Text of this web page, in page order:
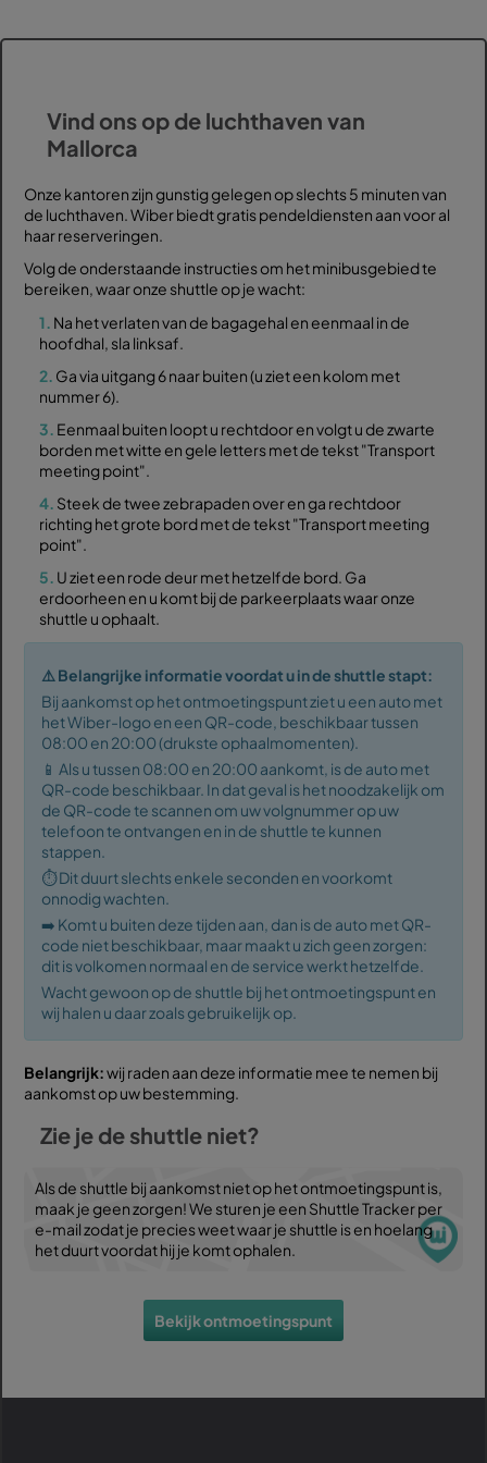
Vind ons op de luchthaven van
Mallorca
Onze kantoren zijn gunstig gelegen op slechts 5 minuten van
de luchthaven. Wiber biedt gratis pendeldiensten aan voor al
haar reserveringen.
Volg de onderstaande instructies om het minibusgebied te
bereiken, waar onze shuttle op je wacht:
1. Na het verlaten van de bagagehal en eenmaal in de
hoofdhal, sla linksaf.
2. Ga via uitgang 6 naar buiten (u ziet een kolom met
nummer 6).
3. Eenmaal buiten loopt u rechtdoor en volgt u de zwarte
borden met witte en gele letters met de tekst "Transport
meeting point".
4. Steek de twee zebrapaden over en ga rechtdoor
richting het grote bord met de tekst "Transport meeting
point".
5. U ziet een rode deur met hetzelfde bord. Ga
erdoorheen en u komt bij de parkeerplaats waar onze
shuttle u ophaalt.
⚠️ Belangrijke informatie voordat u in de shuttle stapt:
Bij aankomst op het ontmoetingspunt ziet u een auto met
het Wiber-logo en een QR-code, beschikbaar tussen
08:00 en 20:00 (drukste ophaalmomenten).
📱 Als u tussen 08:00 en 20:00 aankomt, is de auto met
QR-code beschikbaar. In dat geval is het noodzakelijk om
de QR-code te scannen om uw volgnummer op uw
telefoon te ontvangen en in de shuttle te kunnen
stappen.
⏱️ Dit duurt slechts enkele seconden en voorkomt
onnodig wachten.
➡️ Komt u buiten deze tijden aan, dan is de auto met QR-
code niet beschikbaar, maar maakt u zich geen zorgen:
dit is volkomen normaal en de service werkt hetzelfde.
Wacht gewoon op de shuttle bij het ontmoetingspunt en
wij halen u daar zoals gebruikelijk op.
Belangrijk:wij raden aan deze informatie mee te nemen bij
aankomst op uw bestemming.
Zie je de shuttle niet?
Als de shuttle bij aankomst niet op het ontmoetingspunt is,
maak je geen zorgen! We sturen je een Shuttle Tracker per
e-mail zodat je precies weet waar je shuttle is en hoelang
het duurt voordat hij je komt ophalen.
Bekijk ontmoetingspunt